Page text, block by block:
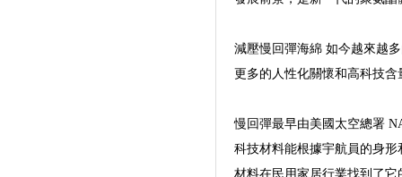
減壓慢回彈海綿 如今越來越
更多的人性化關懷和高科技
慢回彈最早由美國太空總署
科技材料能根據宇航員的身
材料在民用家居行業找到了